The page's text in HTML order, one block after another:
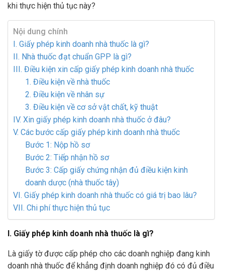
khi thực hiện thủ tục này?
Nội dung chính
I. Giấy phép kinh doanh nhà thuốc là gì?
II. Nhà thuốc đạt chuẩn GPP là gì?
III. Điều kiện xin cấp giấy phép kinh doanh nhà thuốc
1. Điều kiện về nhà thuốc
2. Điều kiện về nhân sự
3. Điều kiện về cơ sở vật chất, kỹ thuật
IV. Xin giấy phép kinh doanh nhà thuốc ở đâu?
V. Các bước cấp giấy phép kinh doanh nhà thuốc
Bước 1: Nộp hồ sơ
Bước 2: Tiếp nhận hồ sơ
Bước 3: Cấp giấy chứng nhận đủ điều kiện kinh
doanh dược (nhà thuốc tây)
VI. Giấy phép kinh doanh nhà thuốc có giá trị bao lâu?
VII. Chi phí thực hiện thủ tục
I. Giấy phép kinh doanh nhà thuốc là gì?
Là giấy tờ được cấp phép cho các doanh nghiệp đang kinh
doanh nhà thuốc để khẳng định doanh nghiệp đó có đủ điều